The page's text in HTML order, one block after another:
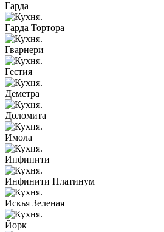
Гарда
Гарда Тортора
Гварнери
Гестия
Деметра
Доломита
Имола
Инфинити
Инфинити Платинум
Искья Зеленая
Йорк